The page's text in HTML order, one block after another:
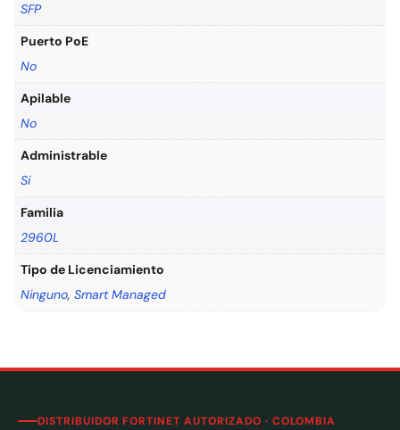
SFP
Puerto PoE
No
Apilable
No
Administrable
Si
Familia
2960L
Tipo de Licenciamiento
Ninguno, Smart Managed
DISTRIBUIDOR FORTINET AUTORIZADO · COLOMBIA